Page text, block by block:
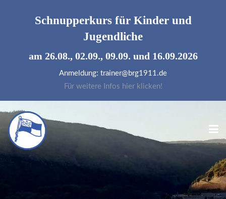
Schnupperkurs für Kinder und
Jugendliche
am 26.08., 02.09., 09.09. und 16.09.2026
Anmeldung: trainer@brg1911.de
Für weitere Infos hier klicken!